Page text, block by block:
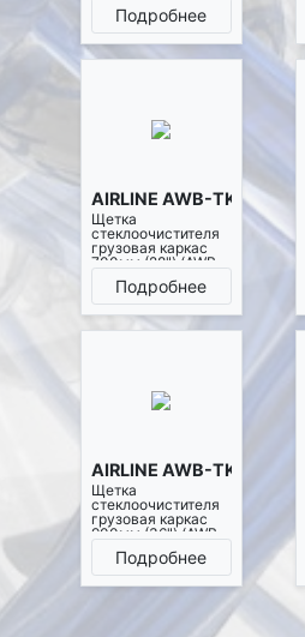
TK-600)
Подробнее
AIRLINE AWB-TK-700
Щетка
стеклоочистителя
грузовая каркас
700мм (28") (AWB-
TK-700)
Подробнее
AIRLINE AWB-TK-900
Щетка
стеклоочистителя
грузовая каркас
900мм (36") (AWB-
TK-900)
Подробнее